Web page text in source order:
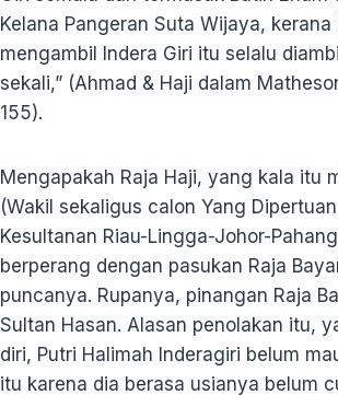
Kelana Pangeran Suta Wijaya, kerana
mengambil Indera Giri itu selalu
sekali,” (Ahmad & Haji dalam
155).
Mengapakah Raja Haji, yang kala itu
(Wakil sekaligus calon Yang
Kesultanan Riau-Lingga-Johor-
berperang dengan pasukan Raja
puncanya. Rupanya, pinangan Raja
Sultan Hasan. Alasan penolakan itu,
diri, Putri Halimah Inderagiri belum
itu karena dia berasa usianya belum